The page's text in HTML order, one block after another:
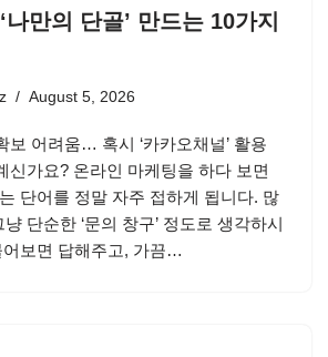
만의 단골’ 만드는 10가지
August 5, 2026
보 어려움… 혹시 ‘카카오채널’ 활용
신가요? 온라인 마케팅을 하다 보면
는 단어를 정말 자주 접하게 됩니다. 많
단순한 ‘문의 창구’ 정도로 생각하시
어보면 답해주고, 가끔…